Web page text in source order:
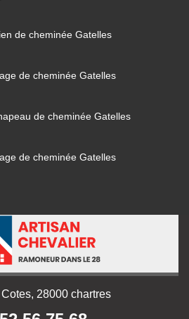
de cheminée Gatelles
de cheminée Gatelles
de cheminée Gatelles
de cheminée Gatelles
28000 chartres